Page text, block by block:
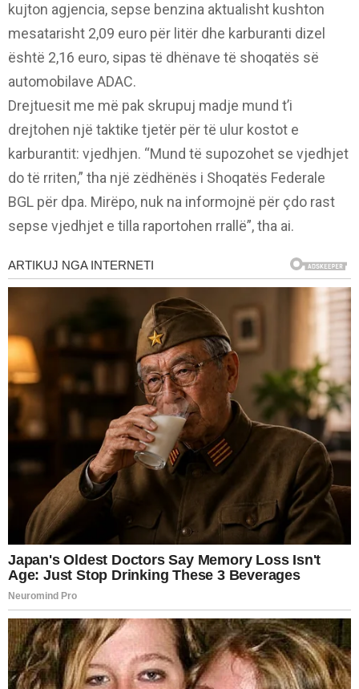
kujton agjencia, sepse benzina aktualisht kushton
mesatarisht 2,09 euro për litër dhe karburanti dizel
është 2,16 euro, sipas të dhënave të shoqatës së
automobilave ADAC.
Drejtuesit me më pak skrupuj madje mund t’i
drejtohen një taktike tjetër për të ulur kostot e
karburantit: vjedhjen. “Mund të supozohet se vjedhjet
do të rriten,” tha një zëdhënës i Shoqatës Federale
BGL për dpa. Mirëpo, nuk na informojnë për çdo rast
sepse vjedhjet e tilla raportohen rrallë”, tha ai.